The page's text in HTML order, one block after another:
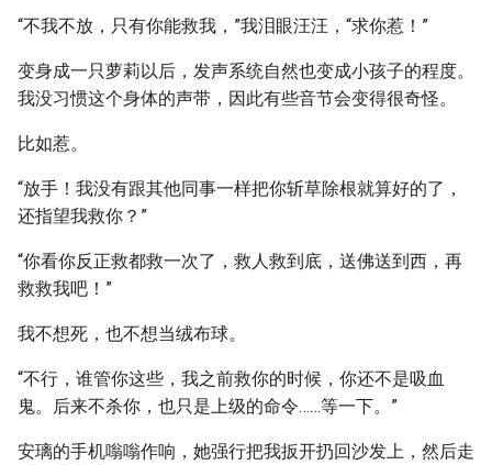
“不我不放，只有你能救我，”我泪眼汪汪，“求你惹！”
变身成一只萝莉以后，发声系统自然也变成小孩子的程度。
我没习惯这个身体的声带，因此有些音节会变得很奇怪。
比如惹。
“放手！我没有跟其他同事一样把你斩草除根就算好的了，
还指望我救你？”
“你看你反正救都救一次了，救人救到底，送佛送到西，再
救救我吧！”
我不想死，也不想当绒布球。
“不行，谁管你这些，我之前救你的时候，你还不是吸血
鬼。后来不杀你，也只是上级的命令……等一下。”
安璃的手机嗡嗡作响，她强行把我扳开扔回沙发上，然后走